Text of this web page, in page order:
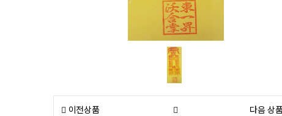
이전상품 다음 상